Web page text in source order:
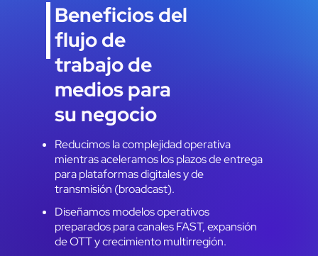
Beneficios del
flujo de
trabajo de
medios para
su negocio
Reducimos la complejidad operativa
mientras aceleramos los plazos de entrega
para plataformas digitales y de
transmisión (broadcast). ​
Diseñamos modelos operativos
preparados para canales FAST, expansión
de OTT y crecimiento multirregión. ​